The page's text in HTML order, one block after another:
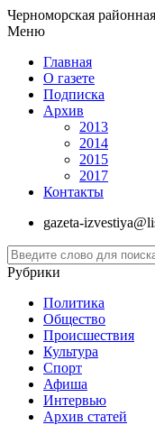
Черноморская
Меню
Главная
О газете
Подписка
Архив
2013
2014
2015
2017
Контакты
gazeta-
Рубрики
Политика
Общество
Проиcшествия
Культура
Спорт
Афиша
Интервью
Архив статей